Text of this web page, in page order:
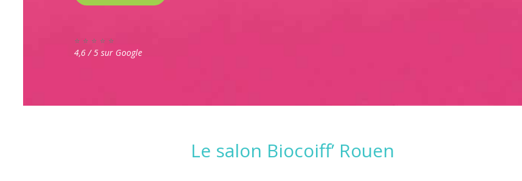
⭐ ⭐ ⭐ ⭐ ⭐
4,6 / 5 sur Google
Le salon Biocoiff’ Rouen